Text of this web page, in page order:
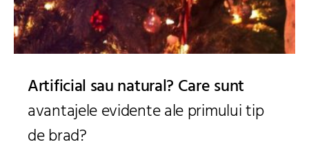
Artificial sau natural? Care sunt
avantajele evidente ale primului tip
de brad?